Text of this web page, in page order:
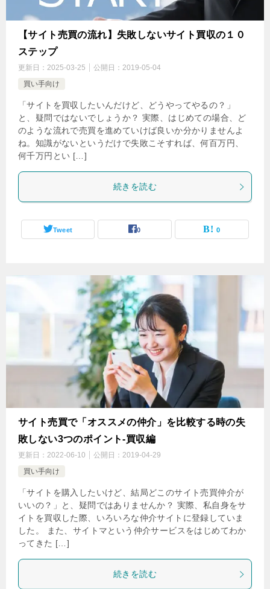
【サイト売買の流れ】失敗しないサイト買収の１０
ステップ
更新日： 2025-03-25 公開日： 2019-05-04
買い手向け
「サイトを買収したいんだけど、どうやってやるの？」
と、疑問ではないでしょうか？ 実際、はじめての場合、ど
のような流れで売買を進めていけば良いか分かりませんよ
ね。知識がないというだけで失敗こそすれば、何百万円、
何千万円とい […]
続きを読む
Tweet 0 0
サイト売買で「オススメの仲介」を比較する時の失
敗しない3つのポイント-買収編
更新日： 2022-06-10 公開日： 2019-04-29
買い手向け
「サイトを購入したいけど、結局どこのサイト売買仲介が
いいの？」と、疑問ではありませんか？ 実際、私自身をサ
イトを買収した際、いろいろな仲介サイトに登録していま
した。 また、サイトマという仲介サービスをはじめてわか
ってきた […]
続きを読む